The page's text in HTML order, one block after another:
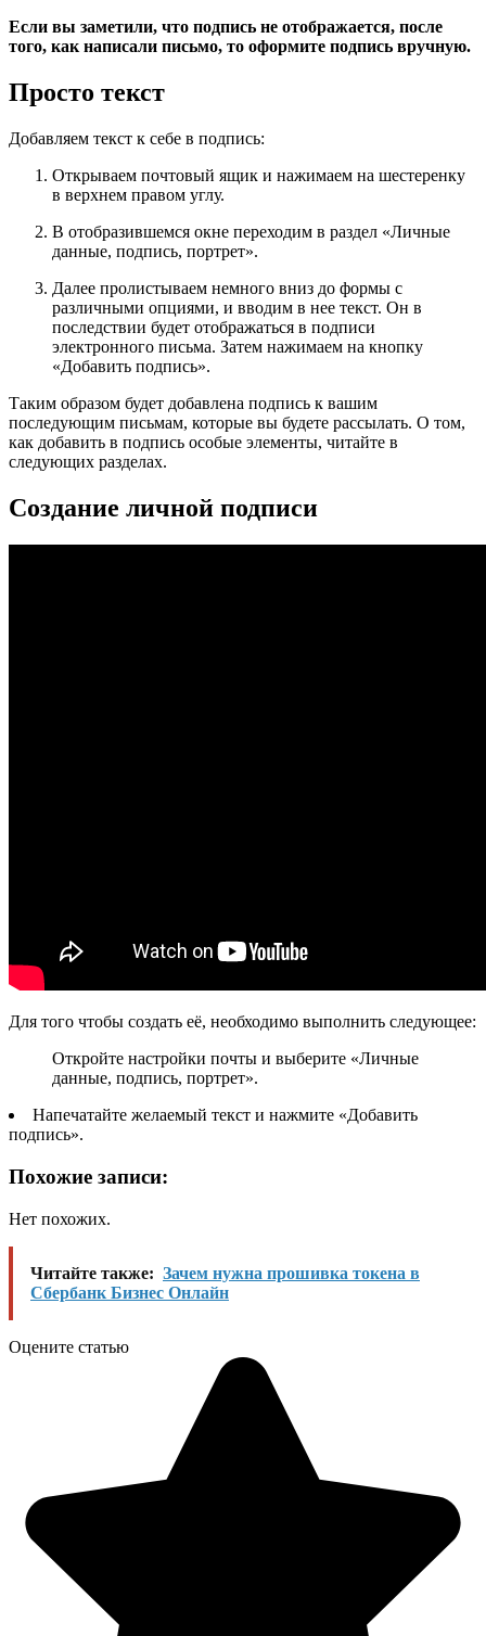
Если вы заметили, что подпись не отображается, после
того, как написали письмо, то оформите подпись вручную.
Просто текст
Добавляем текст к себе в подпись:
Открываем почтовый ящик и нажимаем на шестеренку
в верхнем правом углу.
В отобразившемся окне переходим в раздел «Личные
данные, подпись, портрет».
Далее пролистываем немного вниз до формы с
различными опциями, и вводим в нее текст. Он в
последствии будет отображаться в подписи
электронного письма. Затем нажимаем на кнопку
«Добавить подпись».
Таким образом будет добавлена подпись к вашим
последующим письмам, которые вы будете рассылать. О том,
как добавить в подпись особые элементы, читайте в
следующих разделах.
Создание личной подписи
Для того чтобы создать её, необходимо выполнить следующее:
Откройте настройки почты и выберите «Личные
данные, подпись, портрет».
Напечатайте желаемый текст и нажмите «Добавить
подпись».
Похожие записи:
Нет похожих.
Читайте также: Зачем нужна прошивка токена в
Сбербанк Бизнес Онлайн
Оцените статью